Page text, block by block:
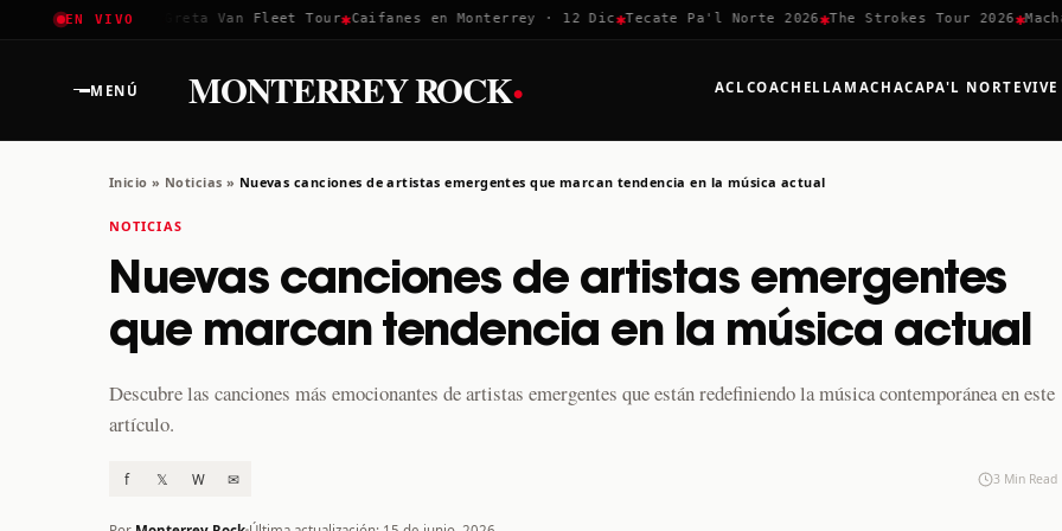
EN VIVO
Coachella 2026✱ Greta Van Fleet Tour✱Caifanes en Monterrey · 12 Dic ✱Tecate Pa'l Norte 2026✱The Strokes Tour 2026✱
MENÚ MONTERREY ROCK· ACLCOACHELLA MACHACAPA'L NORTE
Inicio » Noticias » Nuevas canciones de artistas emergentes que marcan tendencia en la música actual
NOTICIAS
Nuevas canciones de artistas emergentes
que marcan tendencia en la música actual
Descubre las canciones más emocionantes de artistas emergentes que están redefiniendo la música contemporánea en este
artículo.
f 𝕏 W ✉ 3 Min Read